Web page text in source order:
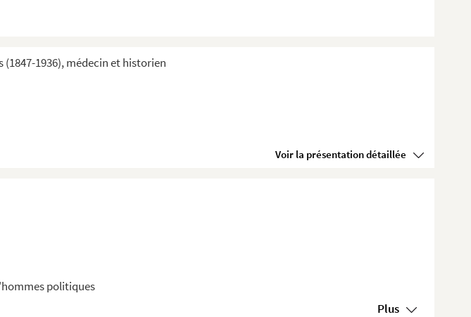
1936), médecin et historien
Voir la présentation détaillée
politiques
Plus